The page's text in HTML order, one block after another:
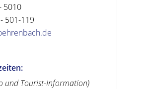
5010
501-119
und Tourist-Information)